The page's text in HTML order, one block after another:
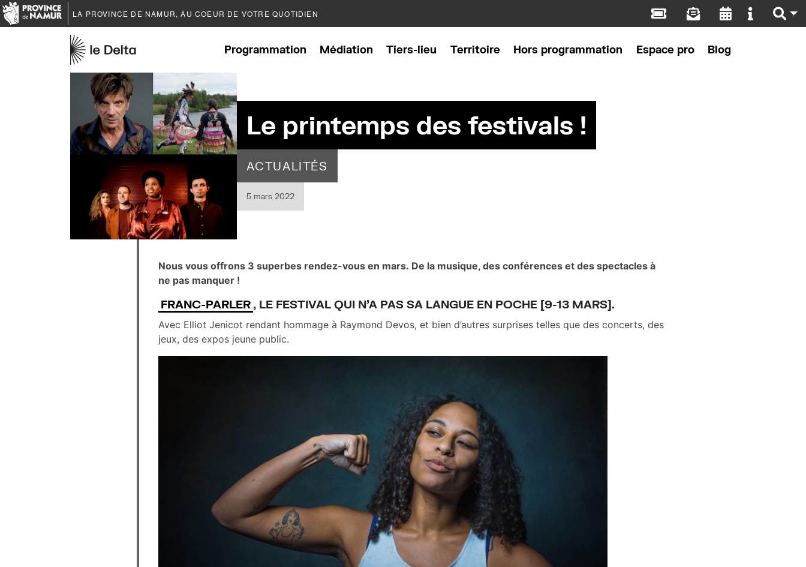
LA PROVINCE DE NAMUR, AU COEUR DE VOTRE QUOTIDIEN
Programmation Médiation Tiers-lieu Territoire Hors programmation Espace pro Blog
Le printemps des festivals !
ACTUALITÉS
5 mars 2022
Nous vous offrons 3 superbes rendez-vous en mars. De la musique, des conférences et des spectacles à
ne pas manquer !
FRANC-PARLER , LE FESTIVAL QUI N’A PAS SA LANGUE EN POCHE[9-13 MARS].
Avec Elliot Jenicot rendant hommage à Raymond Devos, et bien d’autres surprises telles que des concerts, des
jeux, des expos jeune public.